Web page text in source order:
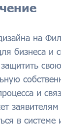
на
бизнеса и
свою
и
в системе